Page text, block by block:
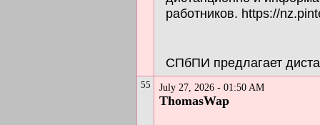
работников. https://
СПбПИ предлагает
55 July 27, 2026 - 01:50 AM
ThomasWap